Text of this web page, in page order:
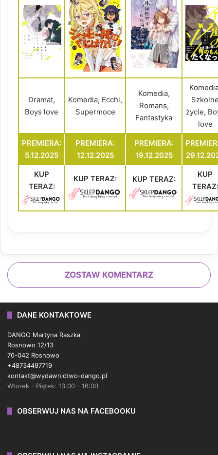
Dramat,
Boys love
Komedia, Ecchi,
Supermoce
Komedia,
Romans,
Fantastyka
życie,
love
PREMIERA:
5.12.2025
PREMIERA:
12.12.2025
PREMIERA:
19.12.2025
KUP
TERAZ:
KUP TERAZ: KUP TERAZ:
KUP
TERAZ:
ZOSTAW KOMENTARZ
DANE KONTAKTOWE
DANGO Martyna Raszka
Rosnowo 12/13
76-042 Rosnowo
+48734497719
kontakt@wydawnictwo-dango.pl
Wtorek - Piątek: 13:00 - 16:00
OBSERWUJ NAS NA FACEBOOKU